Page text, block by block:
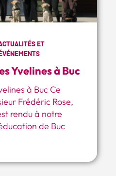
Yvelines à Buc
à Buc Ce
Frédéric Rose,
rendu à notre
de Buc
ET